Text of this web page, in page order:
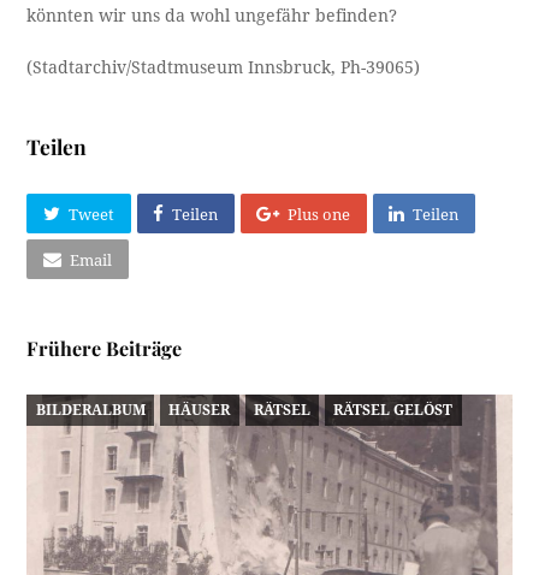
könnten wir uns da wohl ungefähr befinden?
(Stadtarchiv/Stadtmuseum Innsbruck, Ph-39065)
Teilen
Tweet Teilen Plus one Teilen
Email
Frühere Beiträge
BILDERALBUM HÄUSER RÄTSEL RÄTSEL GELÖST